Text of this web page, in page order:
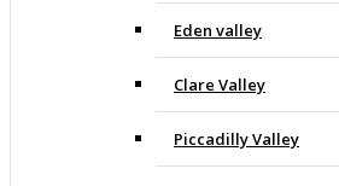
Eden valley
Clare Valley
Piccadilly Valley